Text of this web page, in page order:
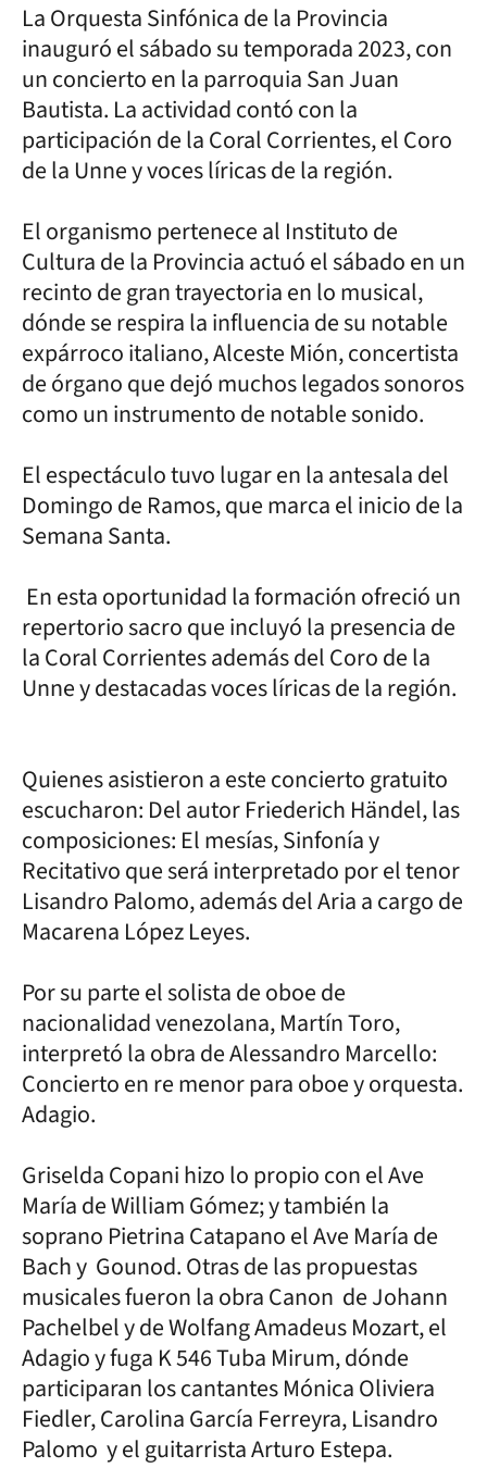
La Orquesta Sinfónica de la Provincia
inauguró el sábado su temporada 2023, con
un concierto en la parroquia San Juan
Bautista. La actividad contó con la
participación de la Coral Corrientes, el Coro
de la Unne y voces líricas de la región.
El organismo pertenece al Instituto de
Cultura de la Provincia actuó el sábado en un
recinto de gran trayectoria en lo musical,
dónde se respira la influencia de su notable
expárroco italiano, Alceste Mión, concertista
de órgano que dejó muchos legados sonoros
como un instrumento de notable sonido.
El espectáculo tuvo lugar en la antesala del
Domingo de Ramos, que marca el inicio de la
Semana Santa.
En esta oportunidad la formación ofreció un
repertorio sacro que incluyó la presencia de
la Coral Corrientes además del Coro de la
Unne y destacadas voces líricas de la región.
Quienes asistieron a este concierto gratuito
escucharon: Del autor Friederich Händel, las
composiciones: El mesías, Sinfonía y
Recitativo que será interpretado por el tenor
Lisandro Palomo, además del Aria a cargo de
Macarena López Leyes.
Por su parte el solista de oboe de
nacionalidad venezolana, Martín Toro,
interpretó la obra de Alessandro Marcello:
Concierto en re menor para oboe y orquesta.
Adagio.
Griselda Copani hizo lo propio con el Ave
María de William Gómez; y también la
soprano Pietrina Catapano el Ave María de
Bach y Gounod. Otras de las propuestas
musicales fueron la obra Canon de Johann
Pachelbel y de Wolfang Amadeus Mozart, el
Adagio y fuga K 546 Tuba Mirum, dónde
participaran los cantantes Mónica Oliviera
Fiedler, Carolina García Ferreyra, Lisandro
Palomo y el guitarrista Arturo Estepa.